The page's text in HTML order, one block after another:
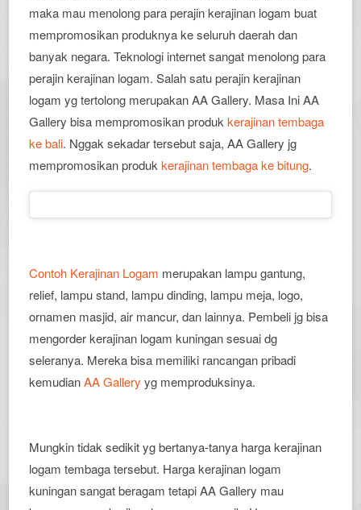
maka mau menolong para perajin kerajinan logam buat
mempromosikan produknya ke seluruh daerah dan
banyak negara. Teknologi internet sangat menolong para
perajin kerajinan logam. Salah satu perajin kerajinan
logam yg tertolong merupakan AA Gallery. Masa Ini AA
Gallery bisa mempromosikan produkkerajinan tembaga
ke bali. Nggak sekadar tersebut saja, AA Gallery jg
mempromosikan produkkerajinan tembaga ke bitung.
Contoh Kerajinan Logam merupakan lampu gantung,
relief, lampu stand, lampu dinding, lampu meja, logo,
ornamen masjid, air mancur, dan lainnya. Pembeli jg bisa
mengorder kerajinan logam kuningan sesuai dg
seleranya. Mereka bisa memiliki rancangan pribadi
kemudianAA Gallery yg memproduksinya.
Mungkin tidak sedikit yg bertanya-tanya harga kerajinan
logam tembaga tersebut. Harga kerajinan logam
kuningan sangat beragam tetapi AA Gallery mau